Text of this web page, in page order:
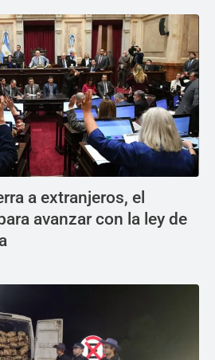
a extranjeros, el
avanzar con la ley de